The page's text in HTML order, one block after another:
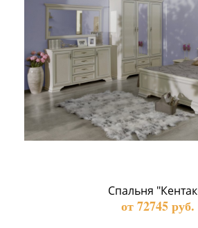
Спальня
от 72745 руб.